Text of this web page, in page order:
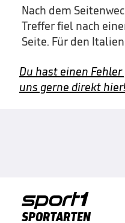
Nach dem
Treffer fiel nach
Seite. Für den
Du hast einen
uns gerne direkt hier!
SPORTARTEN